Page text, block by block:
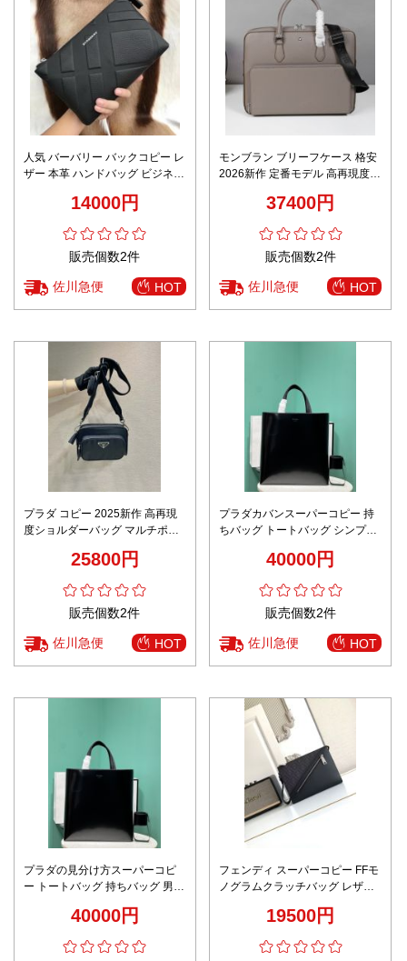
人気 バーバリー バックコピー レ
ザー 本革 ハンドバッグ ビジネス
14000円
販売個数2件
佐川急便 HOT
モンブラン ブリーフケース 格安
2026新作 定番モデル 高再現度
感仕上げ 安心サイト 追跡可能
37400円
販売個数2件
佐川急便 HOT
プラダ コピー 2025新作 高再現
度ショルダーバッグ マルチポー
ール 上質感仕上げ 即納対応
25800円
販売個数2件
佐川急便 HOT
プラダカバンスーパーコピー 持
ちバッグ トートバッグ シンプル
40000円
販売個数2件
佐川急便 HOT
プラダの見分け方スーパーコピ
ー トートバッグ 持ちバッグ 男性
2VG113 ブラック
40000円
フェンディ スーパーコピー FFモ
ノグラムクラッチバッグ レザー
19500円